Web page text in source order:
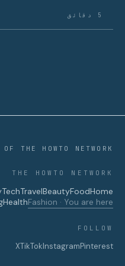
5 دقائق
OF THE HOWTO NETWORK
THE HOWTO NETWORK
Home
Food
Beauty
Travel
Tech
Fashion · You are here
Health
FOLLOW
Pinterest
Instagram
TikTok
X